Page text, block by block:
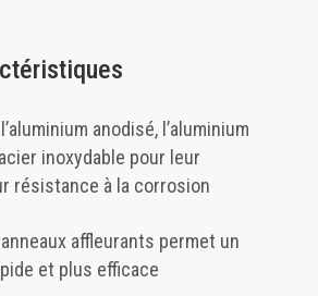
anodisé, l’aluminium
inoxydable pour leur
résistance à la corrosion
affleurants permet un
et plus efficace